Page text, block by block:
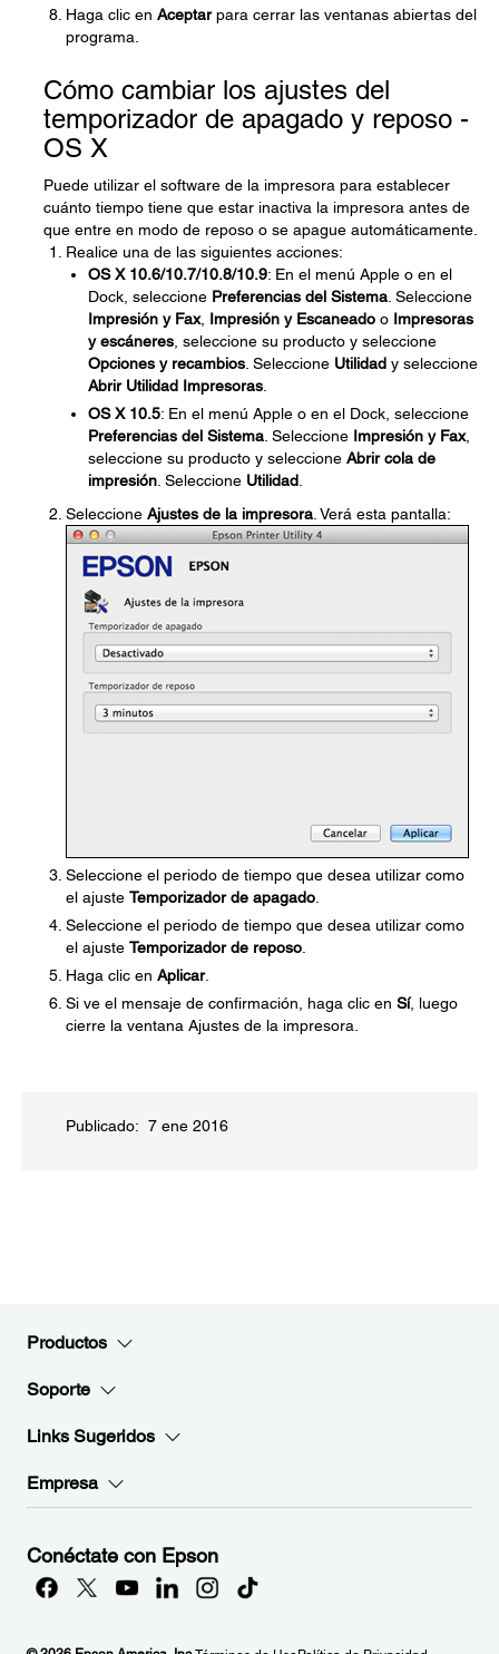
Haga clic en Aceptarpara cerrar las ventanas abiertas del
programa.
Cómo cambiar los ajustes del
temporizador de apagado y reposo -
OS X
Puede utilizar el software de la impresora para establecer
cuánto tiempo tiene que estar inactiva la impresora antes de
que entre en modo de reposo o se apague automáticamente.
Realice una de las siguientes acciones:
OS X 10.6/10.7/10.8/10.9: En el menú Apple o en el
Dock, seleccione Preferencias del Sistema . Seleccione
Impresión y Fax, Impresión y Escaneado o Impresoras
y escáneres , seleccione su producto y seleccione
Opciones y recambios . Seleccione Utilidad y seleccione
Abrir Utilidad Impresoras
OS X 10.5: En el menú Apple o en el Dock, seleccione
Preferencias del Sistema . Seleccione Impresión y Fax,
seleccione su producto y seleccione Abrir cola de
impresión . Seleccione Utilidad
Seleccione Ajustes de la impresora . Verá esta pantalla:
Seleccione el periodo de tiempo que desea utilizar como
el ajuste Temporizador de apagado
Seleccione el periodo de tiempo que desea utilizar como
el ajuste Temporizador de reposo
Haga clic en Aplicar.
Si ve el mensaje de confirmación, haga clic en Sí, luego
cierre la ventana Ajustes de la impresora.
Publicado: 7 ene 2016
Productos
Soporte
Links Sugeridos
Empresa
Conéctate con Epson